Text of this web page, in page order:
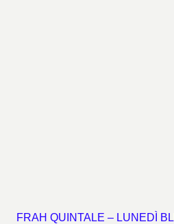
FRAH QUINTALE – LUNEDÌ